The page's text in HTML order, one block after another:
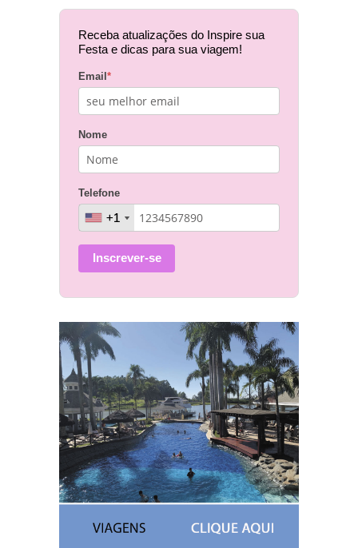
Receba atualizações do Inspire sua
Festa e dicas para sua viagem!
Email *
Nome
Telefone
+1
+1
Inscrever-se